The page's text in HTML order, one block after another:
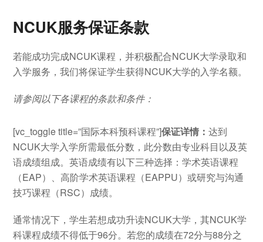
NCUK服务保证条款
若能成功完成NCUK课程，并积极配合NCUK大学录取和
入学服务，我们将保证学生获得NCUK大学的入学名额。
请参阅以下各课程的条款和条件：
[vc_toggle title=”国际本科预科课程”]保证详情：达到
NCUK大学入学所需最低分数，此分数由专业科目以及英
语成绩组成。英语成绩有以下三种选择：学术英语课程
（EAP）、高阶学术英语课程（EAPPU）或研究与沟通
技巧课程（RSC）成绩。
通常情况下，学生若想成功升读NCUK大学，其NCUK学
科课程成绩不得低于96分。若您的成绩在72分与88分之